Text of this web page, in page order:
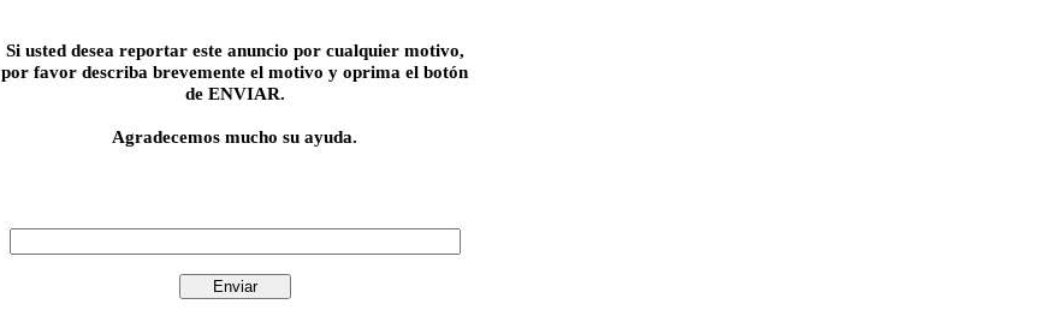
Si usted desea reportar este anuncio por cualquier motivo,
por favor describa brevemente el motivo y oprima el botón
de ENVIAR.
Agradecemos mucho su ayuda.